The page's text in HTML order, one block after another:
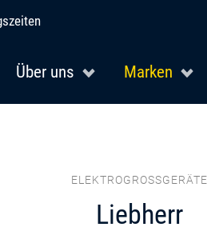
Über uns Marken
ELEKTROGROSSGERÄTE
Liebherr